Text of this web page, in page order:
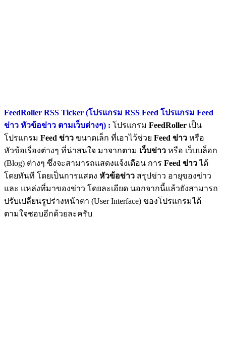
FeedRoller RSS Ticker (โปรแกรม RSS Feed โปรแกรม Feed
ข่าว หัวข้อข่าว ตามเว็บต่างๆ) : โปรแกรม FeedRoller เป็น
โปรแกรม Feed ข่าว ขนาดเล็ก ที่เอาไว้ช่วย Feed ข่าว หรือ
หัวข้อเรื่องต่างๆ ที่น่าสนใจ มาจากตาม เว็บข่าว หรือ เว็บบล็อก
(Blog) ต่างๆ ซึ่งจะสามารถแสดงแจ้งเตือน การ Feed ข่าว ได้
โดยทันที โดยเป็นการแสดง หัวข้อข่าว สรุปข่าว อายุของข่าว
และ แหล่งที่มาของข่าว โดยละเอียด นอกจากนี้แล้วยังสามารถ
ปรับเปลี่ยนรูปร่างหน้าตา (User Interface) ของโปรแกรมได้
ตามใจชอบอีกด้วยละครับ